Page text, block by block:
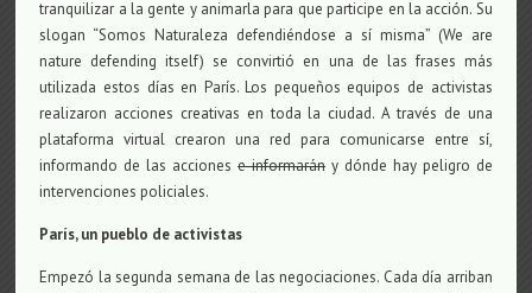
tranquilizar a la gente y animarla para que participe en la acción. Su
slogan “Somos Naturaleza defendiéndose a sí misma” (We are
nature defending itself) se convirtió en una de las frases más
utilizada estos días en París. Los pequeños equipos de activistas
realizaron acciones creativas en toda la ciudad. A través de una
plataforma virtual crearon una red para comunicarse entre sí,
informando de las accionese informarán y dónde hay peligro de
intervenciones policiales.
París, un pueblo de activistas
Empezó la segunda semana de las negociaciones. Cada día arriban